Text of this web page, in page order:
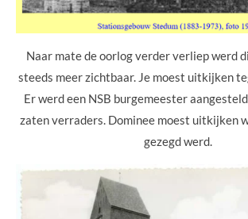
Naar mate de oorlog verder verliep werd
steeds meer zichtbaar. Je moest uitkijken
Er werd een NSB burgemeester
zaten verraders. Dominee moest uitkijken
gezegd werd.